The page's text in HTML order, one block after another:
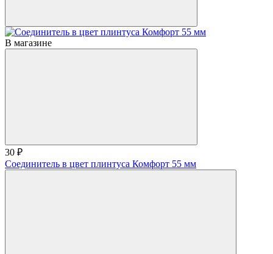
В магазине
30 ₽
Соединитель в цвет плинтуса Комфорт 55 мм